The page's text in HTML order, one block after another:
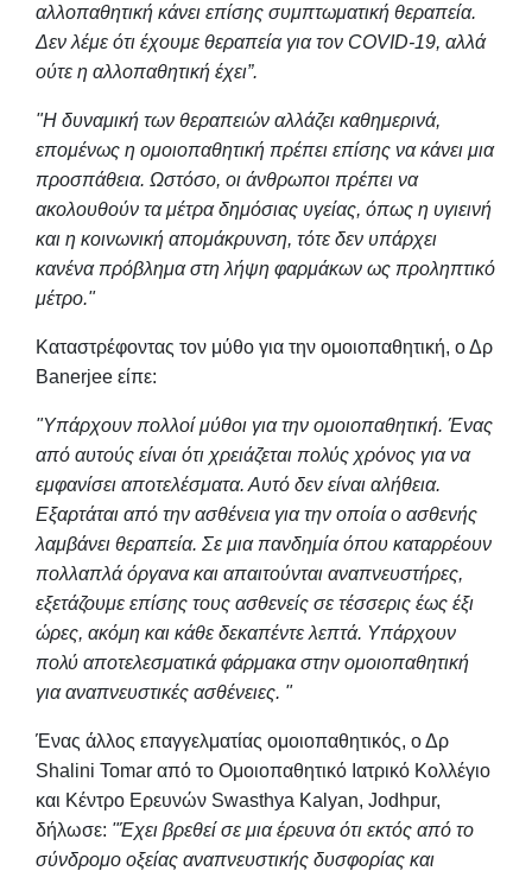
αλλοπαθητική κάνει επίσης συμπτωματική θεραπεία.
Δεν λέμε ότι έχουμε θεραπεία για τον COVID-19, αλλά
ούτε η αλλοπαθητική έχει”.
"Η δυναμική των θεραπειών αλλάζει καθημερινά,
επομένως η ομοιοπαθητική πρέπει επίσης να κάνει μια
προσπάθεια. Ωστόσο, οι άνθρωποι πρέπει να
ακολουθούν τα μέτρα δημόσιας υγείας, όπως η υγιεινή
και η κοινωνική απομάκρυνση, τότε δεν υπάρχει
κανένα πρόβλημα στη λήψη φαρμάκων ως προληπτικό
μέτρο."
Καταστρέφοντας τον μύθο για την ομοιοπαθητική, ο Δρ
Banerjee είπε:
"Υπάρχουν πολλοί μύθοι για την ομοιοπαθητική. Ένας
από αυτούς είναι ότι χρειάζεται πολύς χρόνος για να
εμφανίσει αποτελέσματα. Αυτό δεν είναι αλήθεια.
Εξαρτάται από την ασθένεια για την οποία ο ασθενής
λαμβάνει θεραπεία. Σε μια πανδημία όπου καταρρέουν
πολλαπλά όργανα και απαιτούνται αναπνευστήρες,
εξετάζουμε επίσης τους ασθενείς σε τέσσερις έως έξι
ώρες, ακόμη και κάθε δεκαπέντε λεπτά. Υπάρχουν
πολύ αποτελεσματικά φάρμακα στην ομοιοπαθητική
για αναπνευστικές ασθένειες. "
Ένας άλλος επαγγελματίας ομοιοπαθητικός, ο Δρ
Shalini Tomar από το Ομοιοπαθητικό Ιατρικό Κολλέγιο
και Κέντρο Ερευνών Swasthya Kalyan, Jodhpur,
δήλωσε: "Έχει βρεθεί σε μια έρευνα ότι εκτός από το
σύνδρομο οξείας αναπνευστικής δυσφορίας και